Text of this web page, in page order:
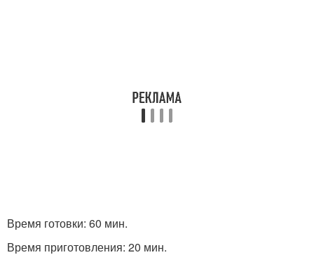
Время готовки: 60 мин.
Время приготовления: 20 мин.